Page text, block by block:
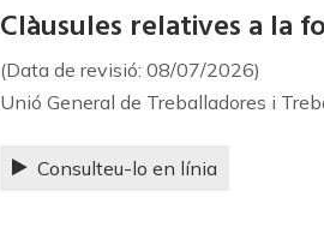
Clàusules relatives a la
(Data de revisió: 08/07/2026)
Unió General de Treballadores i
Consulteu-lo en línia